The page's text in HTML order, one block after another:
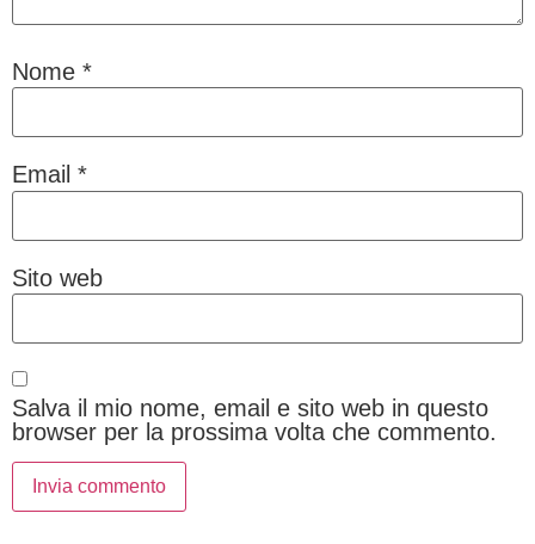
Nome *
Email *
Sito web
Salva il mio nome, email e sito web in questo
browser per la prossima volta che commento.